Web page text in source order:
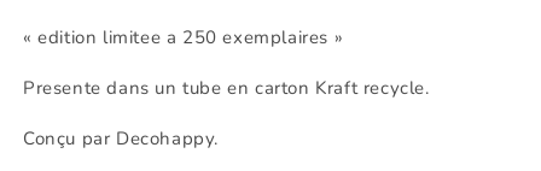
« edition limitee a 250 exemplaires »
Presente dans un tube en carton Kraft recycle.
Conçu par Decohappy.